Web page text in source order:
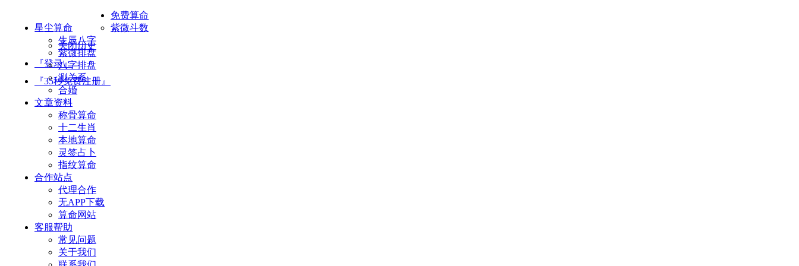
星尘算命
关闭历史
『登录』
『35秒免费注册』
免费算命
紫微斗数
生辰八字
紫微排盘
八字排盘
测关系
合婚
文章资料
称骨算命
十二生肖
本地算命
灵签占卜
指纹算命
合作站点
代理合作
无APP下载
算命网站
客服帮助
常见问题
关于我们